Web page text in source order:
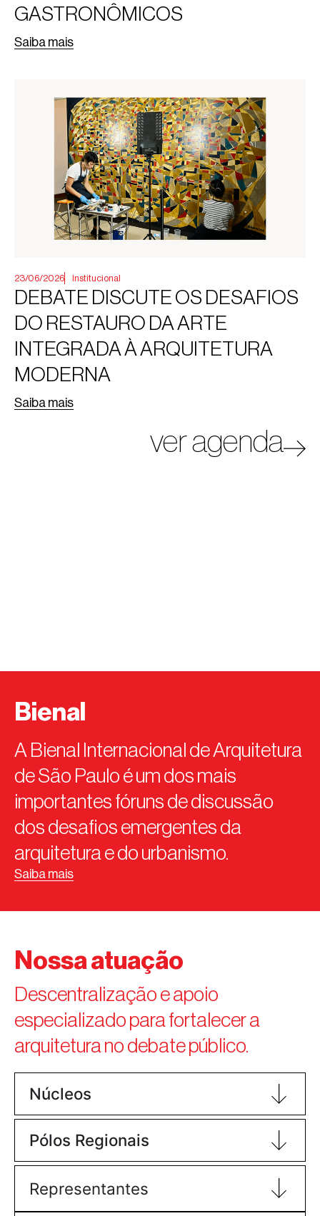
GASTRONÔMICOS
Saiba mais
23/06/2026 Institucional
DEBATE DISCUTE OS DESAFIOS
DO RESTAURO DA ARTE
INTEGRADA À ARQUITETURA
MODERNA
Saiba mais
ver agenda
Bienal
A Bienal Internacional de Arquitetura
de São Paulo é um dos mais
importantes fóruns de discussão
dos desafios emergentes da
arquitetura e do urbanismo.
Saiba mais
Nossa atuação
Descentralização e apoio
especializado para fortalecer a
arquitetura no debate público.
Núcleos
Pólos Regionais
Representantes